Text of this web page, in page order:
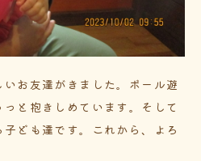
お友達がきました。ボール遊
と抱きしめています。そして
ども達です。これから、よろ